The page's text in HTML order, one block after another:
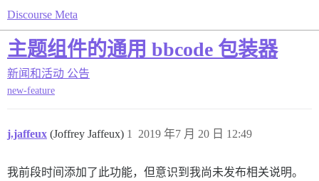
Discourse Meta
主题组件的通用 bbcode 包装器
新闻和活动 公告
new-feature
j.jaffeux (Joffrey Jaffeux) 2019 年7 月 20 日 12:49
1
我前段时间添加了此功能，但意识到我尚未发布相关说明。